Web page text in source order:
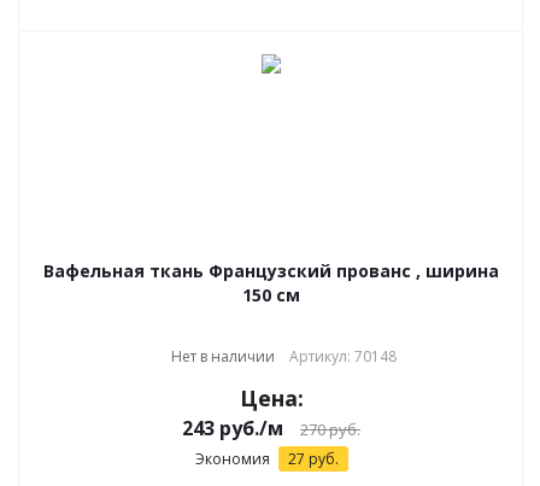
Вафельная ткань Французский прованс , ширина
150 см
Нет в наличии Артикул: 70148
Цена:
243 руб./м 270руб.
Экономия 27 руб.